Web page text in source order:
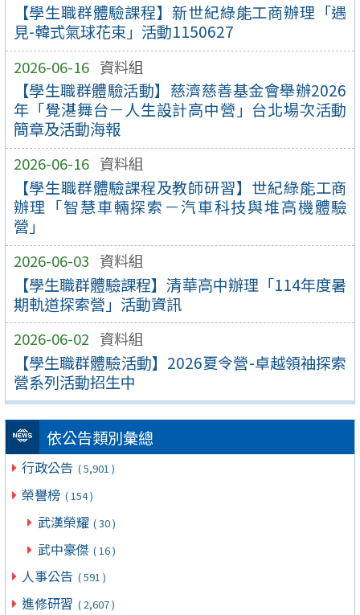
【學生職群體驗課程】新世紀綠能工商辦理「遇
見-韓式氣球花束」活動1150627
2026-06-16 資料組
【學生職群體驗活動】慈濟慈善基金會舉辦2026
年「覺湛舞台－人生設計高中營」台北場次活動
簡章及活動海報
2026-06-16 資料組
【學生職群體驗課程及教師研習】世紀綠能工商
辦理「智慧車輛探索－汽車科技與堆高機體驗
營」
2026-06-03 資料組
【學生職群體驗課程】清華高中辦理「114年度暑
期軌道探索營」活動資訊
2026-06-02 資料組
【學生職群體驗活動】2026夏令營-卓越領袖探索
營系列活動招生中
依公告類別彙總
行政公告 ( 5,901 )
榮譽榜 ( 154 )
武漢榮耀 ( 30 )
武中豪傑 ( 16 )
人事公告 ( 591 )
進修研習 ( 2,607 )